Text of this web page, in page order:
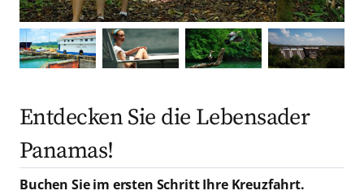
Entdecken Sie die Lebensader
Panamas!
Buchen Sie im ersten Schritt Ihre Kreuzfahrt.